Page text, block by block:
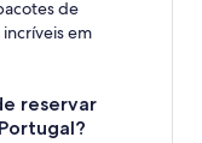
de
em
reservar